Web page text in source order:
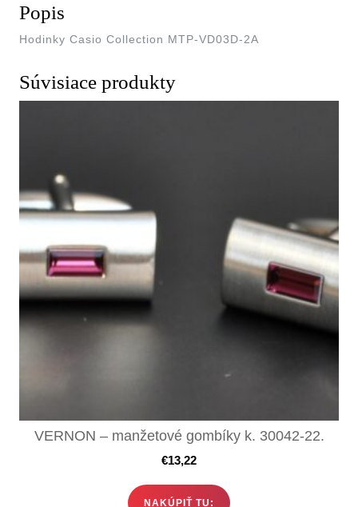
Popis
Hodinky Casio Collection MTP-VD03D-2A
Súvisiace produkty
VERNON – manžetové gombíky k. 30042-22.
€13,22
NAKÚPIŤ TU: